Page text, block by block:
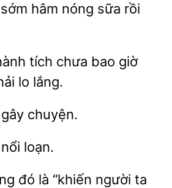
hâm nóng
rồi
tích chưa bao giờ
lo
gây chuyện.
loạn.
đó là “khiến người